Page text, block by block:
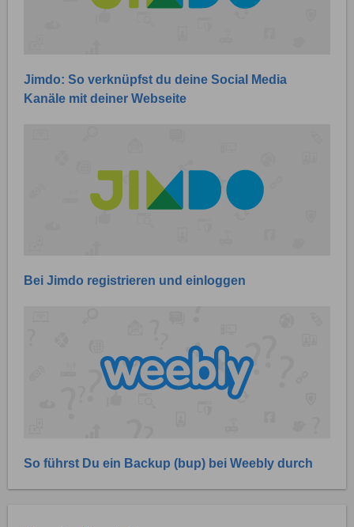
Jimdo: So verknüpfst du deine Social Media
Kanäle mit deiner Webseite
Bei Jimdo registrieren und einloggen
So führst Du ein Backup (bup) bei Weebly durch